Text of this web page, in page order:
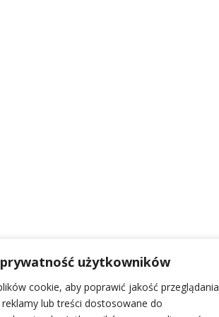
użytkowników
cookie, aby poprawić jakość
lub treści dostosowane do